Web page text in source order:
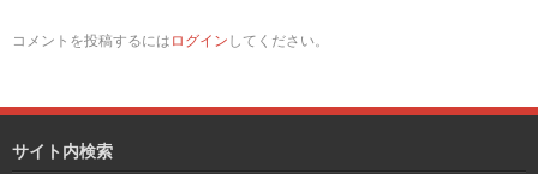
コメントを投稿するにはログインしてください。
サイト内検索